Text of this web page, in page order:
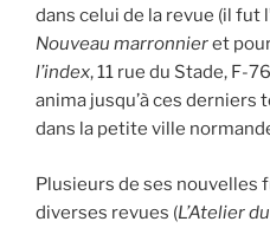
dans celui de la revue (il fut
Nouveau marronnieret
l’index, 11 rue du Stade, F-
anima jusqu’à ces derniers
dans la petite ville
Plusieurs de ses nouvelles
diverses revues (L’Atelier